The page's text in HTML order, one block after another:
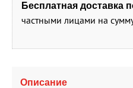
Бесплатная доставка
частными лицами на
Описание